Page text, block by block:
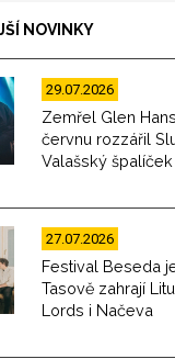
NOVINKY
29.07.2026
Zemřel Glen
červnu rozzářil
Valašský špalíček
27.07.2026
Festival Beseda
Tasově zahrají
Lords i Načeva